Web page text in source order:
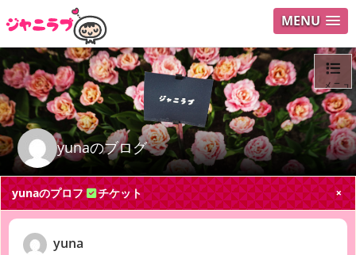
MENU
yunaのブログ
メニュ
ログイ
Search
yunaのプロフ チケット
yuna